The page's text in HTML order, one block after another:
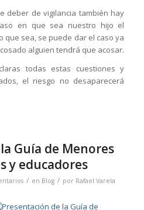
deber de vigilancia también hay
en que sea nuestro hijo el
que sea, se puede dar el caso ya
alguien tendrá que acosar.
todas estas cuestiones y
el riesgo no desaparecerá
Guía de Menores
y educadores
/ en Blog / por Rafael Varela